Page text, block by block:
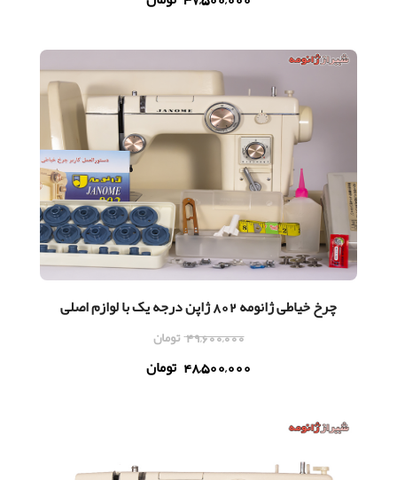
چرخ خیاطی ژانومه 802 ژاپن درجه یک با لوازم اصلی
49,600,000 تومان
48,500,000 تومان